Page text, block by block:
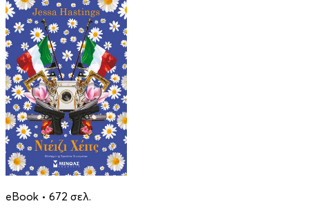
eBook • 672 σελ.